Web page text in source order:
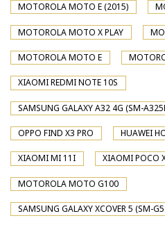
MOTOROLA MOTO E (2015)
MOTOROLA MOTO X PLAY
MOTOROLA MOTO E
XIAOMI REDMI NOTE 10S
SAMSUNG GALAXY A32 4G (SM-
OPPO FIND X3 PRO HUAWEI
XIAOMI MI 11I XIAOMI POCO
MOTOROLA MOTO G100
SAMSUNG GALAXY XCOVER 5 (SM-